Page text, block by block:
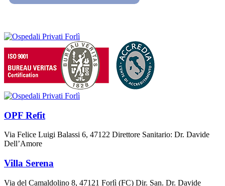
OPF Refit
Via Felice Luigi Balassi 6, 47122 Direttore Sanitario: Dr. Davide
Dell’Amore
Villa Serena
Via del Camaldolino 8, 47121 Forlì (FC) Dir. San. Dr. Davide